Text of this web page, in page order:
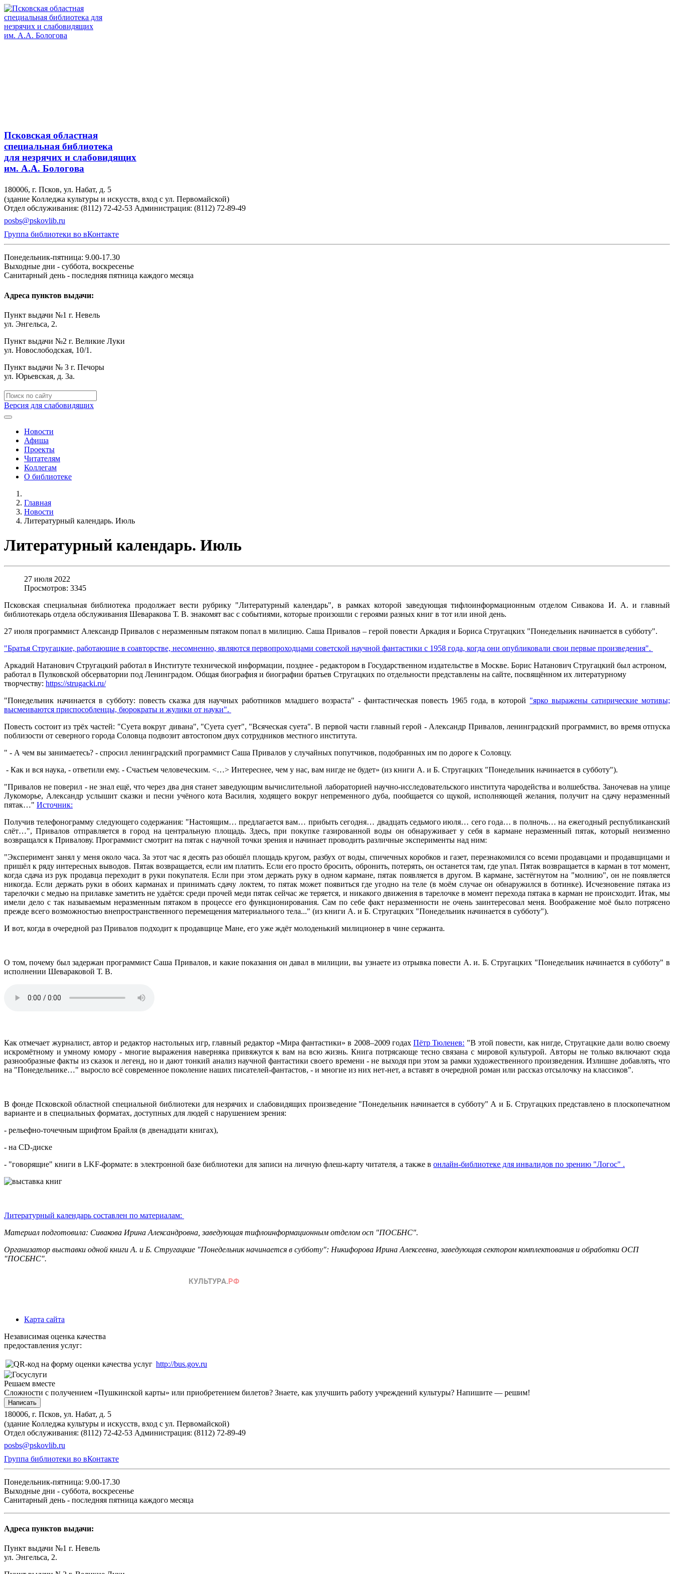
Псковская областная
специальная библиотека
для незрячих и слабовидящих
им. А.А. Бологова
180006, г. Псков, ул. Набат, д. 5
(здание Колледжа культуры и искусств, вход с ул. Первомайской)
Отдел обслуживания: (8112) 72-42-53 Администрация: (8112) 72-89-49
posbs@pskovlib.ru
Группа библиотеки во вКонтакте
Понедельник-пятница: 9.00-17.30
Выходные дни - суббота, воскресенье
Санитарный день - последняя пятница каждого месяца
Адреса пунктов выдачи:
Пункт выдачи №1 г. Невель
ул. Энгельса, 2.
Пункт выдачи №2 г. Великие Луки
ул. Новослободская, 10/1.
Пункт выдачи № 3 г. Печоры
ул. Юрьевская, д. 3а.
Версия для слабовидящих
Новости
Афиша
Проекты
Читателям
Коллегам
О библиотеке
Главная
Новости
Литературный календарь. Июль
Литературный календарь. Июль
27 июля 2022
Просмотров: 3345
Псковская специальная библиотека продолжает вести рубрику "Литературный календарь", в рамках которой заведующая тифлоинформационным отделом Сивакова И. А. и главный
библиотекарь отдела обслуживания Шеваракова Т. В. знакомят вас с событиями, которые произошли с героями разных книг в тот или иной день.
27 июля программист Александр Привалов с неразменным пятаком попал в милицию. Саша Привалов – герой повести Аркадия и Бориса Стругацких "Понедельник начинается в субботу".
"Братья Стругацкие, работающие в соавторстве, несомненно, являются первопроходцами советской научной фантастики с 1958 года, когда они опубликовали свои первые произведения".
Аркадий Натанович Стругацкий работал в Институте технической информации, позднее - редактором в Государственном издательстве в Москве. Борис Натанович Стругацкий был астроном,
работал в Пулковской обсерватории под Ленинградом. Общая биография и биографии братьев Стругацких по отдельности представлены на сайте, посвящённом их литературному
творчеству: https://strugacki.ru/
"Понедельник начинается в субботу: повесть сказка для научных работников младшего возраста" - фантастическая повесть 1965 года, в которой "ярко выражены сатирические мотивы;
высмеиваются приспособленцы, бюрократы и жулики от науки".
Повесть состоит из трёх частей: "Суета вокруг дивана", "Суета сует", "Всяческая суета". В первой части главный герой - Александр Привалов, ленинградский программист, во время отпуска
поблизости от северного города Соловца подвозит автостопом двух сотрудников местного института.
" - А чем вы занимаетесь? - спросил ленинградский программист Саша Привалов у случайных попутчиков, подобранных им по дороге к Соловцу.
- Как и вся наука, - ответили ему. - Счастьем человеческим. <…> Интереснее, чем у нас, вам нигде не будет» (из книги А. и Б. Стругацких "Понедельник начинается в субботу").
"Привалов не поверил - не знал ещё, что через два дня станет заведующим вычислительной лабораторией научно-исследовательского института чародейства и волшебства. Заночевав на улице
Лукоморье, Александр услышит сказки и песни учёного кота Василия, ходящего вокруг непременного дуба, пообщается со щукой, исполняющей желания, получит на сдачу неразменный
пятак…" Источник:
Получив телефонограмму следующего содержания: "Настоящим… предлагается вам… прибыть сегодня… двадцать седьмого июля… сего года… в полночь… на ежегодный республиканский
слёт…", Привалов отправляется в город на центральную площадь. Здесь, при покупке газированной воды он обнаруживает у себя в кармане неразменный пятак, который неизменно
возвращался к Привалову. Программист смотрит на пятак с научной точки зрения и начинает проводить различные эксперименты над ним:
"Эксперимент занял у меня около часа. За этот час я десять раз обошёл площадь кругом, разбух от воды, спичечных коробков и газет, перезнакомился со всеми продавцами и продавщицами и
пришёл к ряду интересных выводов. Пятак возвращается, если им платить. Если его просто бросить, обронить, потерять, он останется там, где упал. Пятак возвращается в карман в тот момент,
когда сдача из рук продавца переходит в руки покупателя. Если при этом держать руку в одном кармане, пятак появляется в другом. В кармане, застёгнутом на "молнию", он не появляется
никогда. Если держать руки в обоих карманах и принимать сдачу локтем, то пятак может появиться где угодно на теле (в моём случае он обнаружился в ботинке). Исчезновение пятака из
тарелочки с медью на прилавке заметить не удаётся: среди прочей меди пятак сейчас же теряется, и никакого движения в тарелочке в момент перехода пятака в карман не происходит. Итак, мы
имели дело с так называемым неразменным пятаком в процессе его функционирования. Сам по себе факт неразменности не очень заинтересовал меня. Воображение моё было потрясено
прежде всего возможностью внепространственного перемещения материального тела..." (из книги А. и Б. Стругацких "Понедельник начинается в субботу").
И вот, когда в очередной раз Привалов подходит к продавщице Мане, его уже ждёт молоденький милиционер в чине сержанта.
О том, почему был задержан программист Саша Привалов, и какие показания он давал в милиции, вы узнаете из отрывка повести А. и. Б. Стругацких "Понедельник начинается в субботу" в
исполнении Шевараковой Т. В.
Как отмечает журналист, автор и редактор настольных игр, главный редактор «Мира фантастики» в 2008–2009 годахПётр Тюленев: "В этой повести, как нигде, Стругацкие дали волю своему
искромётному и умному юмору - многие выражения наверняка привяжутся к вам на всю жизнь. Книга потрясающе тесно связана с мировой культурой. Авторы не только включают сюда
разнообразные факты из сказок и легенд, но и дают тонкий анализ научной фантастики своего времени - не выходя при этом за рамки художественного произведения. Излишне добавлять, что
на "Понедельнике…" выросло всё современное поколение наших писателей-фантастов, - и многие из них нет-нет, а вставят в очередной роман или рассказ отсылочку на классиков".
В фонде Псковской областной специальной библиотеки для незрячих и слабовидящих произведение "Понедельник начинается в субботу" А и Б. Стругацких представлено в плоскопечатном
варианте и в специальных форматах, доступных для людей с нарушением зрения:
- рельефно-точечным шрифтом Брайля (в двенадцати книгах),
- на CD-диске
- "говорящие" книги в LKF-формате: в электронной базе библиотеки для записи на личную флеш-карту читателя, а также в онлайн-библиотеке для инвалидов по зрению "Логос" .
Литературный календарь составлен по материалам:
Материал подготовила: Сивакова Ирина Александровна, заведующая тифлоинформационным отделом осп "ПОСБНС".
Организатор выставки одной книги А. и Б. Стругацкие "Понедельник начинается в субботу": Никифорова Ирина Алексеевна, заведующая сектором комплектования и обработки ОСП
"ПОСБНС".
Карта сайта
Независимая оценка качества
предоставления услуг:
http://bus.gov.ru
Решаем вместе
Сложности с получением «Пушкинской карты» или приобретением билетов? Знаете, как улучшить работу учреждений культуры? Напишите — решим!
Написать
180006, г. Псков, ул. Набат, д. 5
(здание Колледжа культуры и искусств, вход с ул. Первомайской)
Отдел обслуживания: (8112) 72-42-53 Администрация: (8112) 72-89-49
posbs@pskovlib.ru
Группа библиотеки во вКонтакте
Понедельник-пятница: 9.00-17.30
Выходные дни - суббота, воскресенье
Санитарный день - последняя пятница каждого месяца
Адреса пунктов выдачи:
Пункт выдачи №1 г. Невель
ул. Энгельса, 2.